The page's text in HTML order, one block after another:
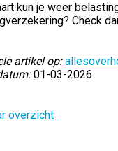
kun je weer
Check
artikel op:
01-03-2026
overzicht